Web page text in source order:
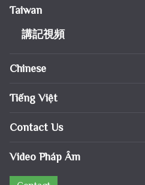
Taiwan
講記視頻
Chinese
Tiếng Việt
Contact Us
Video Pháp Âm